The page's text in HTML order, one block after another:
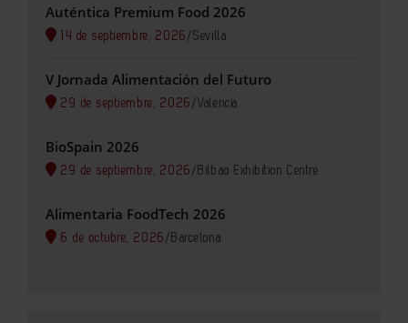
Auténtica Premium Food 2026
14 de septiembre, 2026 /Sevilla
V Jornada Alimentación del Futuro
29 de septiembre, 2026 /Valencia
BioSpain 2026
29 de septiembre, 2026 / Bilbao Exhibition Centre
Alimentaria FoodTech 2026
6 de octubre, 2026 / Barcelona